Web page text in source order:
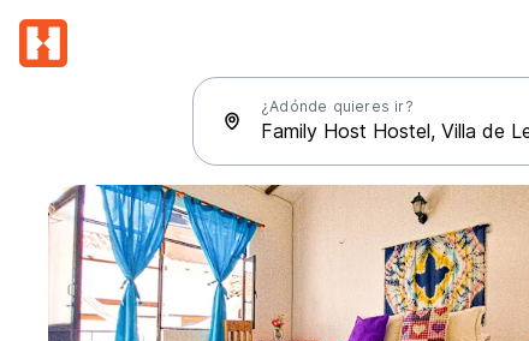
¿Adónde quieres ir?